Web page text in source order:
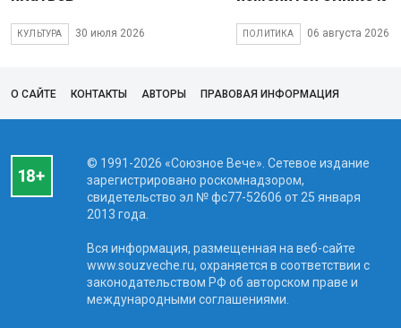
КУЛЬТУРА 30 июля 2026 ПОЛИТИКА 06 августа 2026
О САЙТЕ КОНТАКТЫ АВТОРЫ ПРАВОВАЯ ИНФОРМАЦИЯ
© 1991-2026 «Союзное Вече». Сетевое издание
зарегистрировано роскомнадзором,
свидетельство эл № фc77-52606 от 25 января
2013 года.
Вся информация, размещенная на веб-сайте
www.souzveche.ru, охраняется в соответствии с
законодательством РФ об авторском праве и
международными соглашениями.